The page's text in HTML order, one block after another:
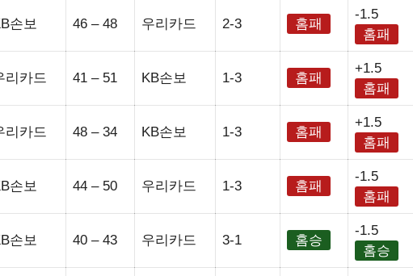
손보 46 – 48 우리카드 2-3 홈패
-1.5
홈패
리카드 41 – 51 KB손보 1-3 홈패
+1.5
홈패
리카드 48 – 34 KB손보 1-3 홈패
+1.5
홈패
손보 44 – 50 우리카드 1-3 홈패
-1.5
홈패
손보 40 – 43 우리카드 3-1 홈승
-1.5
홈승